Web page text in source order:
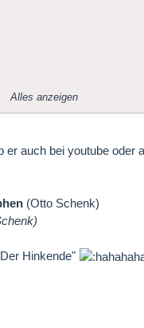
Alles anzeigen
auch bei youtube oder
(Otto Schenk)
Hinkende"